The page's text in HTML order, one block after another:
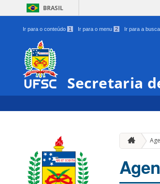
BRASIL
Ir para o conteúdo 1 Ir para o menu 2 Ir para a busca
Secretaria